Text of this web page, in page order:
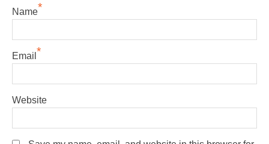
Name*
Email *
Website